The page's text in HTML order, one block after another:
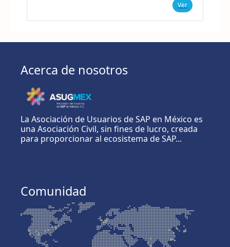
Ver
Acerca de nosotros
La Asociación de Usuarios de SAP en México es
una Asociación Civil, sin fines de lucro, creada
para proporcionar al ecosistema de SAP...
Comunidad